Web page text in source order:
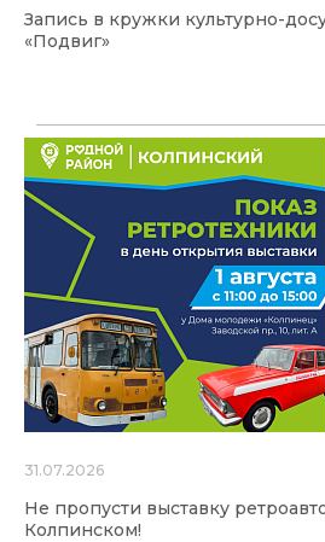
Запись в кружки культурно-
«Подвиг»
31.07.2026
Не пропусти выставку
Колпинском!